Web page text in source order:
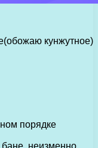
кунжутное)
порядке
бане, неизменно